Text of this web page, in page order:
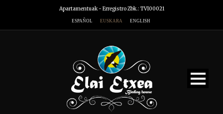
Apartamentuak - Erregistro Zbk.: TVI00021
ESPAÑOL EUSKARA ENGLISH